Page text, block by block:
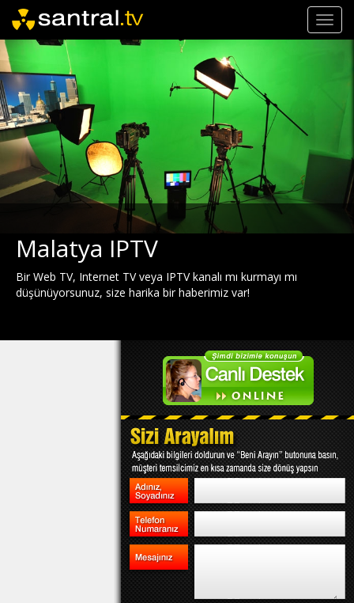
Malatya IPTV
Bir Web TV, Internet TV veya IPTV kanalı mı kurmayı mı
düşünüyorsunuz, size harika bir haberimiz var!